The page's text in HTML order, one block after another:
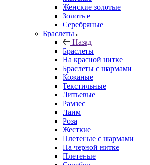
Женские золотые
Золотые
Серебряные
Браслеты
Назад
Браслеты
На красной нитке
Браслеты с шармами
Кожаные
Текстильные
Литьевые
Рамзес
Лайм
Роза
Жесткие
Плетеные с шармами
На черной нитке
Плетеные